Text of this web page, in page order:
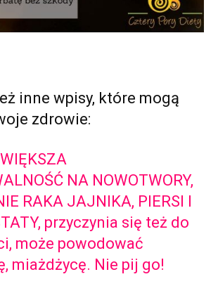
inne wpisy, które mogą
zdrowie:
NA NOWOTWORY,
RAKA JAJNIKA, PIERSI I
przyczynia się też do
może powodować
miażdżycę. Nie pij go!